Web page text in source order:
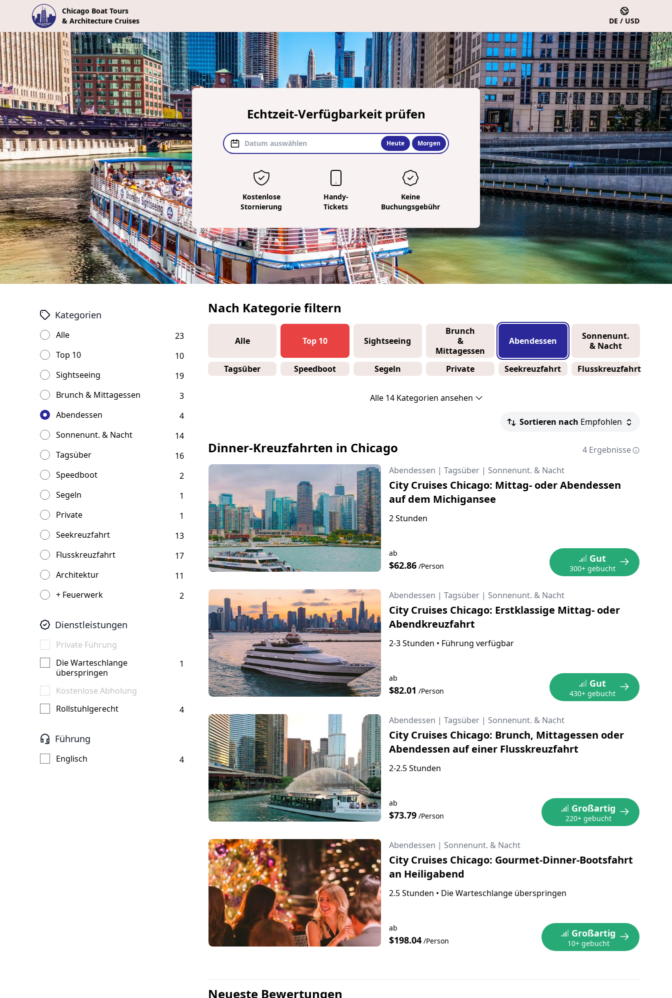
Chicago Boat Tours
& Architecture Cruises
DE / USD
Echtzeit-Verfügbarkeit prüfen
Heute Morgen
Kostenlose
Stornierung
Handy-
Tickets
Keine
Buchungsgebühr
Kategorien
Alle
23
Top 10
10
Sightseeing
19
Brunch & Mittagessen
3
Abendessen
4
Sonnenunt. & Nacht
14
Tagsüber
16
Speedboot
2
Segeln
1
Private
1
Seekreuzfahrt
13
Flusskreuzfahrt
17
Architektur
11
+ Feuerwerk
2
Dienstleistungen
Private Führung
Die Warteschlange
überspringen
1
Kostenlose Abholung
Rollstuhlgerecht
4
Führung
Englisch 4
Nach Kategorie filtern
Alle Top 10 Sightseeing
Brunch
&
Mittagessen
Abendessen
Sonnenunt.
& Nacht
Tagsüber Speedboot Segeln Private Seekreuzfahrt Flusskreuzfahrt
Alle 14 Kategorien ansehen
Dinner-Kreuzfahrten in Chicago 4 Ergebnisse
Sortieren nach Empfohlen
Abendessen | Tagsüber | Sonnenunt. & Nacht
City Cruises Chicago: Mittag- oder Abendessen
auf dem Michigansee
2 Stunden
ab
$62.86/Person
Gut
300+ gebucht
Abendessen | Tagsüber | Sonnenunt. & Nacht
City Cruises Chicago: Erstklassige Mittag- oder
Abendkreuzfahrt
2-3 Stunden • Führung verfügbar
ab
$82.01 /Person
Gut
430+ gebucht
Abendessen | Tagsüber | Sonnenunt. & Nacht
City Cruises Chicago: Brunch, Mittagessen oder
Abendessen auf einer Flusskreuzfahrt
2-2.5 Stunden
ab
$73.79/Person
Großartig
220+ gebucht
Abendessen | Sonnenunt. & Nacht
City Cruises Chicago: Gourmet-Dinner-Bootsfahrt
an Heiligabend
2.5 Stunden • Die Warteschlange überspringen
ab
$198.04/Person
Großartig
10+ gebucht
Neueste Bewertungen